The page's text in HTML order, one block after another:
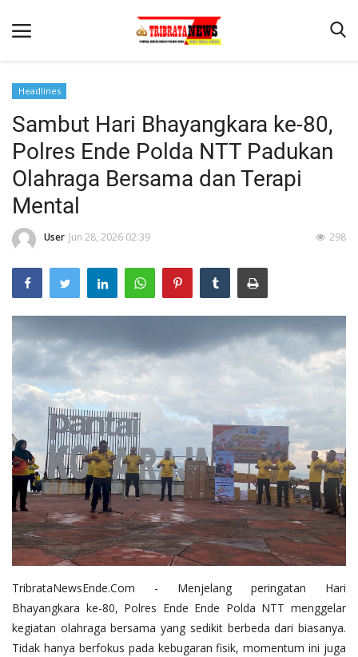
Beranda
Terms & Conditions
Lantas
Mitra Polisi
Polisi Kita
Headlines
Sambut Hari Bhayangkara ke-80,
Polres Ende Polda NTT Padukan
Olahraga Bersama dan Terapi
Mental
User Jun 28, 2026 02:39 298
TribrataNewsEnde.Com - Menjelang peringatan Hari
Bhayangkara ke-80, Polres Ende Ende Polda NTT menggelar
kegiatan olahraga bersama yang sedikit berbeda dari biasanya.
Tidak hanya berfokus pada kebugaran fisik, momentum ini juga